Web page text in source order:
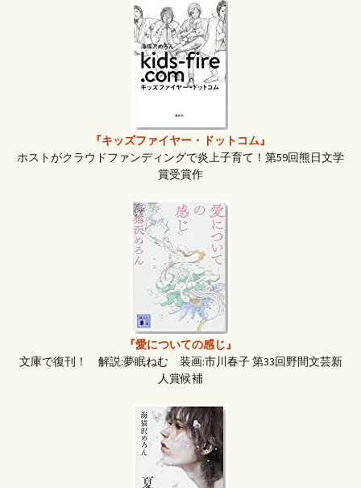
『キッズファイヤー・ドットコム』
ホストがクラウドファンディングで炎上子育て！第59回熊日文学
賞受賞作
『愛についての感じ』
文庫で復刊！ 解説:夢眠ねむ 装画:市川春子 第33回野間文芸新
人賞候補